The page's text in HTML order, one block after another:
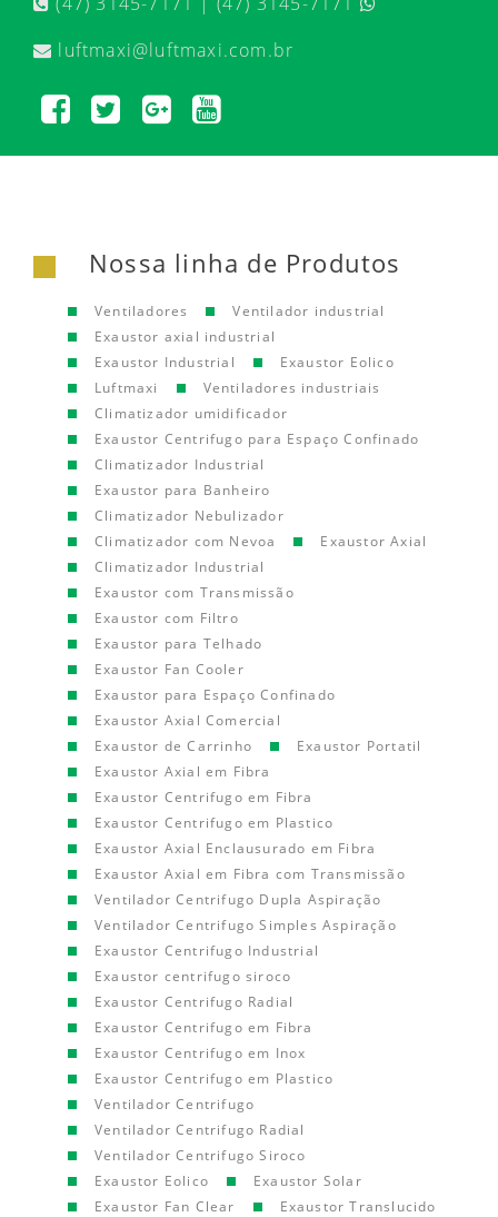
luftmaxi@luftmaxi.com.br
Nossa linha de Produtos
Ventiladores
Ventilador industrial
Exaustor axial industrial
Exaustor Industrial
Exaustor Eolico
Luftmaxi
Ventiladores industriais
Climatizador umidificador
Exaustor Centrifugo para Espaço Confinado
Climatizador Industrial
Exaustor para Banheiro
Climatizador Nebulizador
Climatizador com Nevoa
Exaustor Axial
Climatizador Industrial
Exaustor com Transmissão
Exaustor com Filtro
Exaustor para Telhado
Exaustor Fan Cooler
Exaustor para Espaço Confinado
Exaustor Axial Comercial
Exaustor de Carrinho
Exaustor Portatil
Exaustor Axial em Fibra
Exaustor Centrifugo em Fibra
Exaustor Centrifugo em Plastico
Exaustor Axial Enclausurado em Fibra
Exaustor Axial em Fibra com Transmissão
Ventilador Centrifugo Dupla Aspiração
Ventilador Centrifugo Simples Aspiração
Exaustor Centrifugo Industrial
Exaustor centrifugo siroco
Exaustor Centrifugo Radial
Exaustor Centrifugo em Fibra
Exaustor Centrifugo em Inox
Exaustor Centrifugo em Plastico
Ventilador Centrifugo
Ventilador Centrifugo Radial
Ventilador Centrifugo Siroco
Exaustor Eolico
Exaustor Solar
Exaustor Fan Clear
Exaustor Translucido